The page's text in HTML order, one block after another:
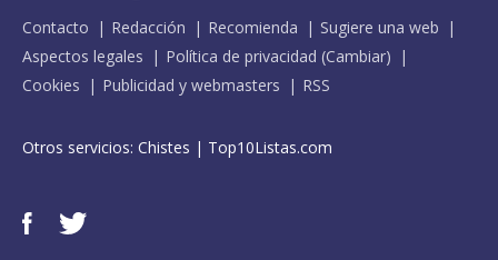
Contacto Redacción Recomienda
Sugiere una web
Aspectos legales
Política de privacidad (Cambiar)
Cookies
Publicidad y webmasters RSS
Otros servicios: Chistes | Top10Listas.com